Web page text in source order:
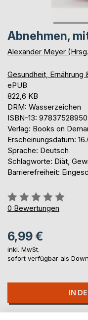
Abnehmen,
Alexander Meyer
Gesundheit, Ernährung
ePUB
822,6 KB
DRM: Wasserzeichen
ISBN-13:
Verlag: Books on
Erscheinungsdatum:
Sprache: Deutsch
Schlagworte: Diät,
Barrierefreiheit:
Bewertung::
0%
0 Bewertungen
6,99 €
inkl. MwSt.
sofort verfügbar als
IN